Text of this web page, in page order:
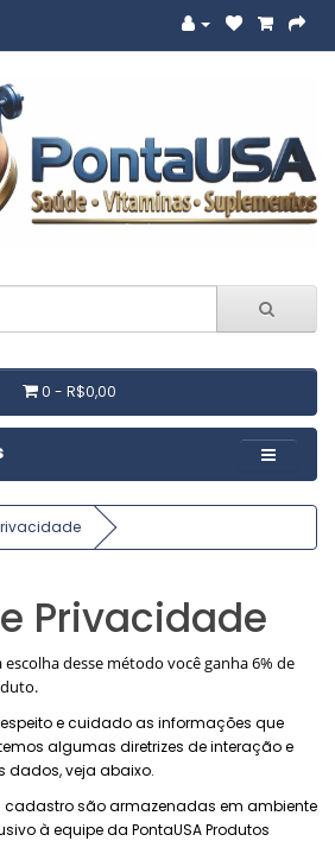
0 - R$0,00
Privacidade
escolha desse método você ganha 6% de
e cuidado as informações que
algumas diretrizes de interação e
dados, veja abaixo.
cadastro são armazenadas em ambiente
à equipeda PontaUSA Produtos